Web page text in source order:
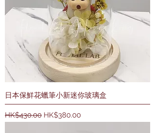
日本保鮮花蠟筆小新迷你玻璃盒
一般價格
HK$430.00 促銷價格
HK$380.00